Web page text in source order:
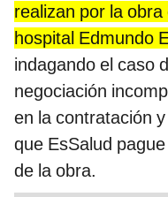
realizan por la
hospital Edmundo
indagando el caso
negociación
en la contratación
que EsSalud
de la obra.